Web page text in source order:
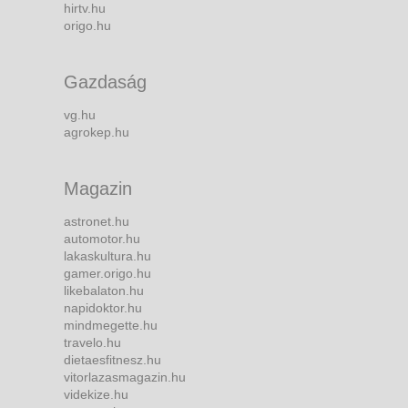
hirtv.hu
origo.hu
Gazdaság
vg.hu
agrokep.hu
Magazin
astronet.hu
automotor.hu
lakaskultura.hu
gamer.origo.hu
likebalaton.hu
napidoktor.hu
mindmegette.hu
travelo.hu
dietaesfitnesz.hu
vitorlazasmagazin.hu
videkize.hu